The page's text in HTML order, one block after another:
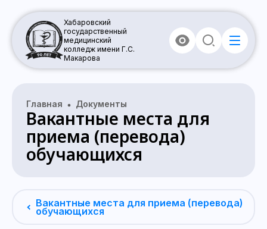
Хабаровский
государственный
медицинский
колледж имени Г.С.
Макарова
Главная Документы
Вакантные места для
приема (перевода)
обучающихся
Вакантные места для приема (перевода)
обучающихся